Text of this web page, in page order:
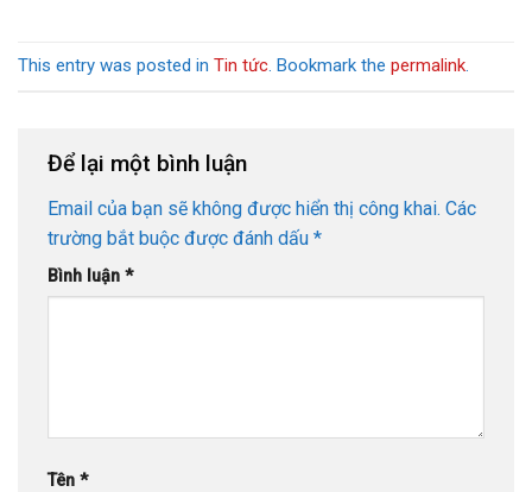
This entry was posted in Tin tức. Bookmark the permalink.
Để lại một bình luận
Email của bạn sẽ không được hiển thị công khai. Các
trường bắt buộc được đánh dấu *
Bình luận *
Tên *